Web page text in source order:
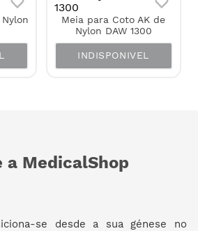
Meia para Coto AK de
Nylon DAW 1300
INDISPONIVEL
a MedicalShop
se desde a sua génese no